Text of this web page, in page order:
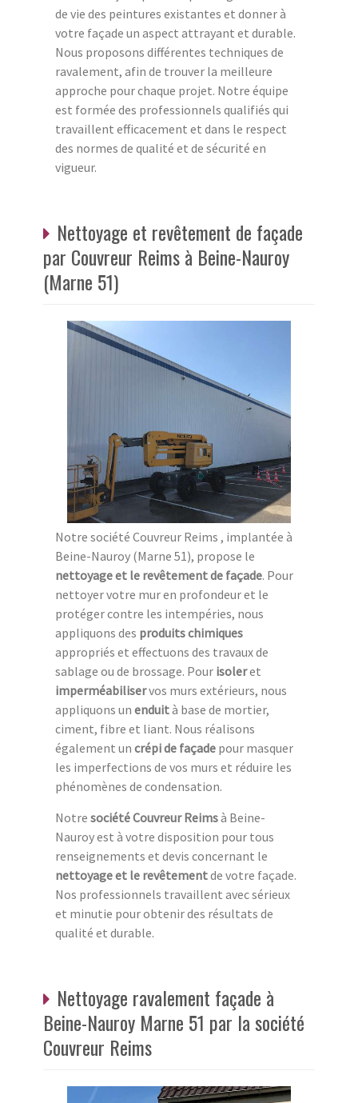
de vie des peintures existantes et donner à
votre façade un aspect attrayant et durable.
Nous proposons différentes techniques de
ravalement, afin de trouver la meilleure
approche pour chaque projet. Notre équipe
est formée des professionnels qualifiés qui
travaillent efficacement et dans le respect
des normes de qualité et de sécurité en
vigueur.
Nettoyage et revêtement de façade
par Couvreur Reims à Beine-Nauroy
(Marne 51)
Notre société Couvreur Reims , implantée à
Beine-Nauroy (Marne 51), propose le
nettoyage et le revêtement de façade. Pour
nettoyer votre mur en profondeur et le
protéger contre les intempéries, nous
appliquons des produits chimiques
appropriés et effectuons des travaux de
sablage ou de brossage. Pour isoleret
imperméabiliservos murs extérieurs, nous
appliquons un enduità base de mortier,
ciment, fibre et liant. Nous réalisons
également un crépi de façade pour masquer
les imperfections de vos murs et réduire les
phénomènes de condensation.
Notre société Couvreur Reimsà Beine-
Nauroy est à votre disposition pour tous
renseignements et devis concernant le
nettoyage et le revêtementde votre façade.
Nos professionnels travaillent avec sérieux
et minutie pour obtenir des résultats de
qualité et durable.
Nettoyage ravalement façade à
Beine-Nauroy Marne 51 par la société
Couvreur Reims